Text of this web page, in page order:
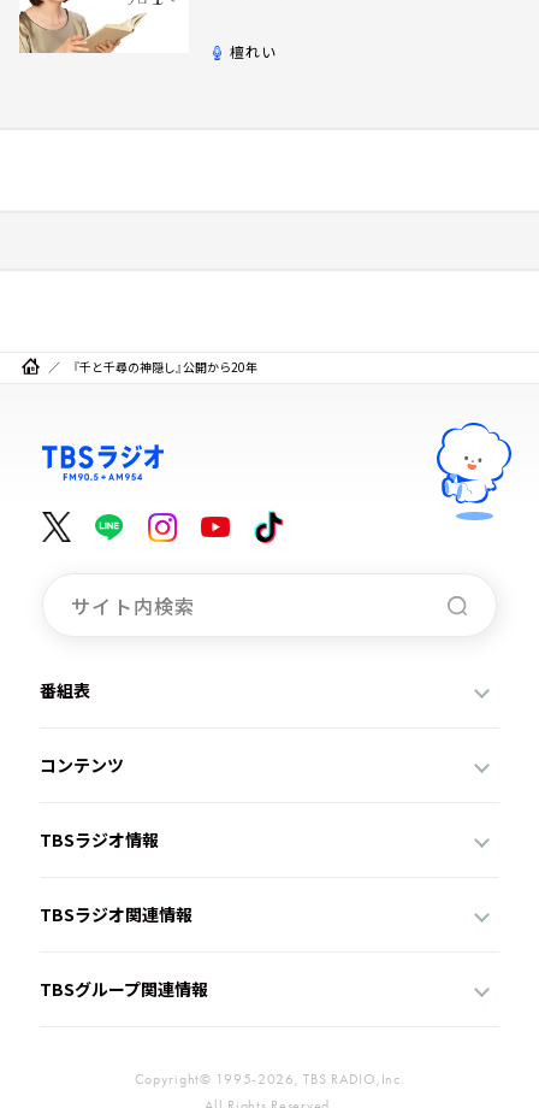
檀れい
『千と千尋の神隠し』公開から20年
番組表
コンテンツ
TBSラジオ情報
TBSラジオ関連情報
TBSグループ関連情報
Copyright© 1995-2026, TBS RADIO,Inc.